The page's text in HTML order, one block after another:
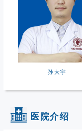
孙大宇
医院介绍